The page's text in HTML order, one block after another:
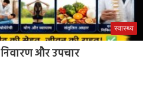
स्वास्थ्य
निवारण और उपचार